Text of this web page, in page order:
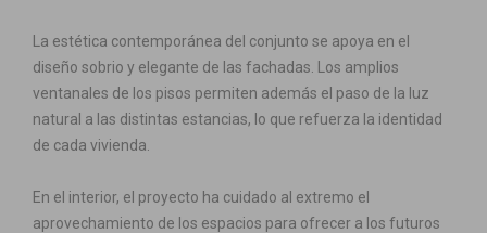
La estética contemporánea del conjunto se apoya en el
diseño sobrio y elegante de las fachadas. Los amplios
ventanales de los pisos permiten además el paso de la luz
natural a las distintas estancias, lo que refuerza la identidad
de cada vivienda.
En el interior, el proyecto ha cuidado al extremo el
aprovechamiento de los espacios para ofrecer a los futuros